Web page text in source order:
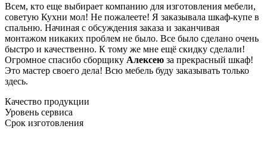
Всем, кто еще выбирает компанию для изготовления мебели,
советую Кухни мол! Не пожалеете! Я заказывала шкаф-купе в
спальню. Начиная с обсуждения заказа и заканчивая
монтажом никаких проблем не было. Все было сделано очень
быстро и качественно. К тому же мне ещё скидку сделали!
Огромное спасибо сборщику Алексею за прекрасный шкаф!
Это мастер своего дела! Всю мебель буду заказывать только
здесь.
Качество продукции
Уровень сервиса
Срок изготовления